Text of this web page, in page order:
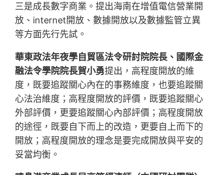
三是成長數字商業。提出海南在增值電信營業開
放、internet開放、數據開放以及數據監管立異
等方面先行先試。
華東政法年夜學自貿區法令研討院院長、國際金
融法令學院院長賀小勇提出，高程度開放的維
度，既要追蹤關心內在的事務維度，也要追蹤關
心法治維度；高程度開放的評價，既要追蹤關心
外部評價，更要追蹤關心內部評價；高程度開放
的途徑，既要自下而上的改造，更要自上而下的
開放；高程度開放的理念是要完成開放與平安的
妥當均衡。